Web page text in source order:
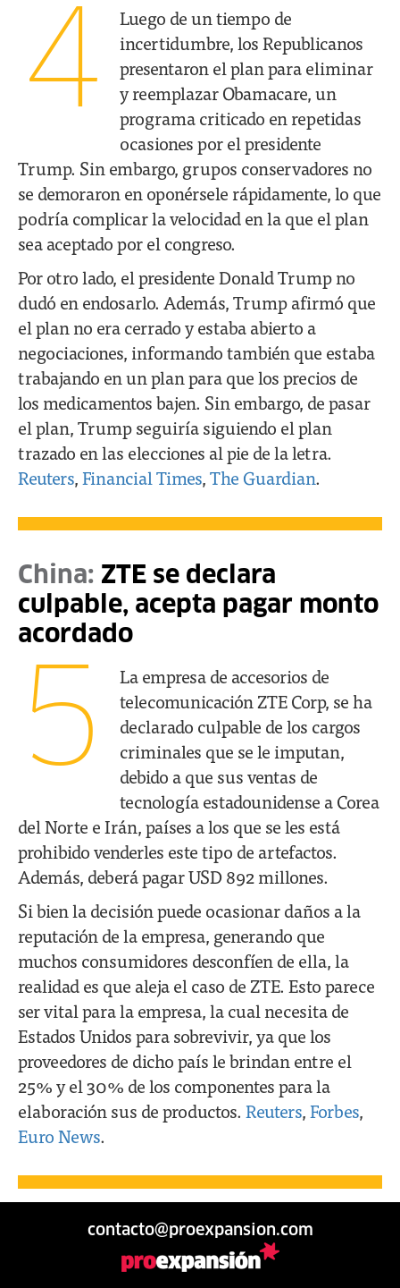
4
Luego de un tiempo de
incertidumbre, los Republicanos
presentaron el plan para eliminar
y reemplazar Obamacare, un
programa criticado en repetidas
ocasiones por el presidente
Trump. Sin embargo, grupos conservadores no
se demoraron en oponérsele rápidamente, lo que
podría complicar la velocidad en la que el plan
sea aceptado por el congreso.
Por otro lado, el presidente Donald Trump no
dudó en endosarlo. Además, Trump afirmó que
el plan no era cerrado y estaba abierto a
negociaciones, informando también que estaba
trabajando en un plan para que los precios de
los medicamentos bajen. Sin embargo, de pasar
el plan, Trump seguiría siguiendo el plan
trazado en las elecciones al pie de la letra.
Reuters,Financial Times,The Guardian.
China: ZTE se declara
culpable, acepta pagar monto
acordado
5
La empresa de accesorios de
telecomunicación ZTE Corp, se ha
declarado culpable de los cargos
criminales que se le imputan,
debido a que sus ventas de
tecnología estadounidense a Corea
del Norte e Irán, países a los que se les está
prohibido venderles este tipo de artefactos.
Además, deberá pagar USD 892 millones.
Si bien la decisión puede ocasionar daños a la
reputación de la empresa, generando que
muchos consumidores desconfíen de ella, la
realidad es que aleja el caso de ZTE. Esto parece
ser vital para la empresa, la cual necesita de
Estados Unidos para sobrevivir, ya que los
proveedores de dicho país le brindan entre el
25% y el 30% de los componentes para la
elaboración sus de productos. Reuters,Forbes,
Euro News.
contacto@proexpansion.com